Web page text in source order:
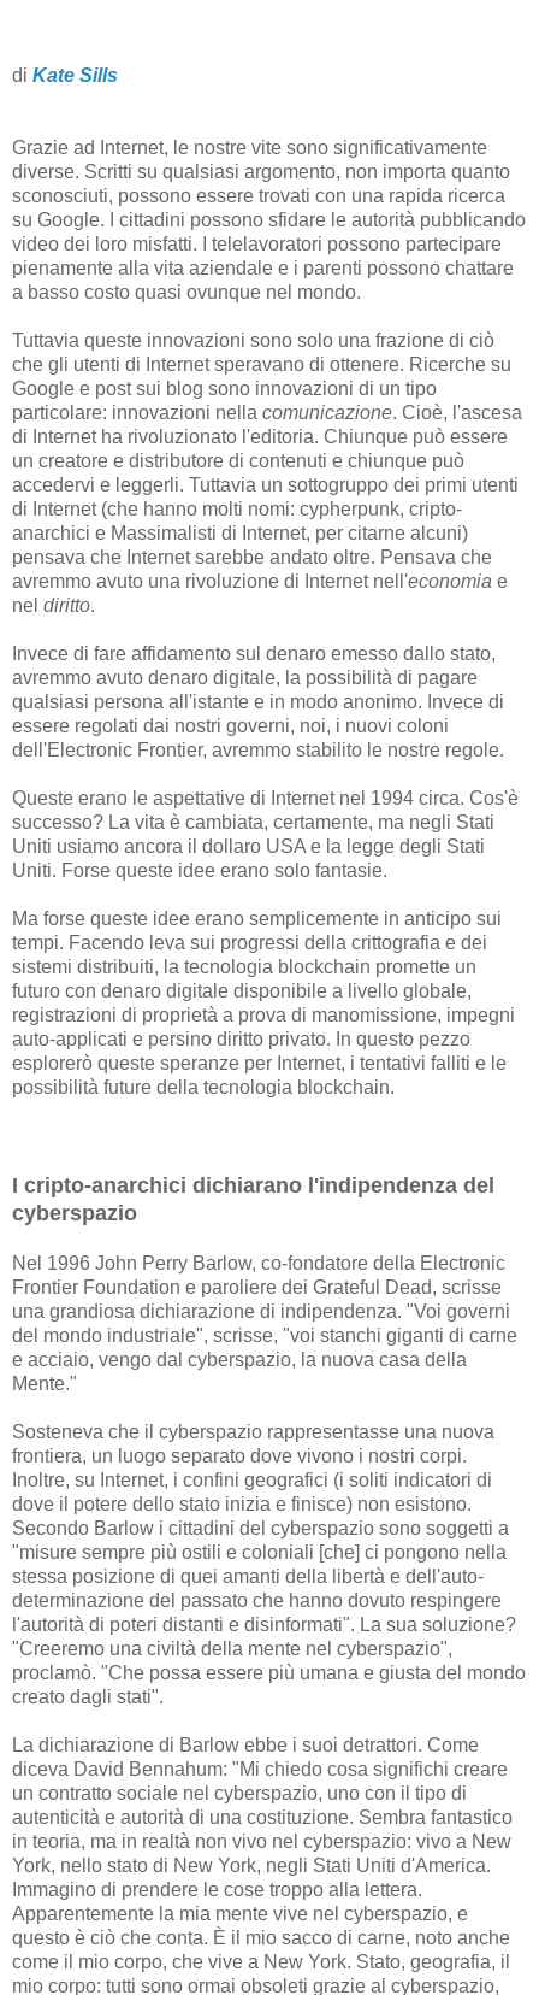
di Kate Sills
Grazie ad Internet, le nostre vite sono significativamente
diverse. Scritti su qualsiasi argomento, non importa quanto
sconosciuti, possono essere trovati con una rapida ricerca
su Google. I cittadini possono sfidare le autorità pubblicando
video dei loro misfatti. I telelavoratori possono partecipare
pienamente alla vita aziendale e i parenti possono chattare
a basso costo quasi ovunque nel mondo.
Tuttavia queste innovazioni sono solo una frazione di ciò
che gli utenti di Internet speravano di ottenere. Ricerche su
Google e post sui blog sono innovazioni di un tipo
particolare: innovazioni nella comunicazione. Cioè, l'ascesa
di Internet ha rivoluzionato l'editoria. Chiunque può essere
un creatore e distributore di contenuti e chiunque può
accedervi e leggerli. Tuttavia un sottogruppo dei primi utenti
di Internet (che hanno molti nomi: cypherpunk, cripto-
anarchici e Massimalisti di Internet, per citarne alcuni)
pensava che Internet sarebbe andato oltre. Pensava che
avremmo avuto una rivoluzione di Internet nell'economia e
nel diritto.
Invece di fare affidamento sul denaro emesso dallo stato,
avremmo avuto denaro digitale, la possibilità di pagare
qualsiasi persona all'istante e in modo anonimo. Invece di
essere regolati dai nostri governi, noi, i nuovi coloni
dell'Electronic Frontier, avremmo stabilito le nostre regole.
Queste erano le aspettative di Internet nel 1994 circa. Cos'è
successo? La vita è cambiata, certamente, ma negli Stati
Uniti usiamo ancora il dollaro USA e la legge degli Stati
Uniti. Forse queste idee erano solo fantasie.
Ma forse queste idee erano semplicemente in anticipo sui
tempi. Facendo leva sui progressi della crittografia e dei
sistemi distribuiti, la tecnologia blockchain promette un
futuro con denaro digitale disponibile a livello globale,
registrazioni di proprietà a prova di manomissione, impegni
auto-applicati e persino diritto privato. In questo pezzo
esplorerò queste speranze per Internet, i tentativi falliti e le
possibilità future della tecnologia blockchain.
I cripto-anarchici dichiarano l'indipendenza del
cyberspazio
Nel 1996 John Perry Barlow, co-fondatore della Electronic
Frontier Foundation e paroliere dei Grateful Dead, scrisse
una grandiosa dichiarazione di indipendenza. "Voi governi
del mondo industriale", scrisse, "voi stanchi giganti di carne
e acciaio, vengo dal cyberspazio, la nuova casa della
Mente."
Sosteneva che il cyberspazio rappresentasse una nuova
frontiera, un luogo separato dove vivono i nostri corpi.
Inoltre, su Internet, i confini geografici (i soliti indicatori di
dove il potere dello stato inizia e finisce) non esistono.
Secondo Barlow i cittadini del cyberspazio sono soggetti a
"misure sempre più ostili e coloniali [che] ci pongono nella
stessa posizione di quei amanti della libertà e dell'auto-
determinazione del passato che hanno dovuto respingere
l'autorità di poteri distanti e disinformati". La sua soluzione?
"Creeremo una civiltà della mente nel cyberspazio",
proclamò. "Che possa essere più umana e giusta del mondo
creato dagli stati".
La dichiarazione di Barlow ebbe i suoi detrattori. Come
diceva David Bennahum: "Mi chiedo cosa significhi creare
un contratto sociale nel cyberspazio, uno con il tipo di
autenticità e autorità di una costituzione. Sembra fantastico
in teoria, ma in realtà non vivo nel cyberspazio: vivo a New
York, nello stato di New York, negli Stati Uniti d'America.
Immagino di prendere le cose troppo alla lettera.
Apparentemente la mia mente vive nel cyberspazio, e
questo è ciò che conta. È il mio sacco di carne, noto anche
come il mio corpo, che vive a New York. Stato, geografia, il
mio corpo: tutti sono ormai obsoleti grazie al cyberspazio,